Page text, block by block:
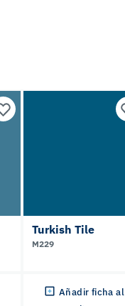
Turkish Tile
M229
Añadir ficha al